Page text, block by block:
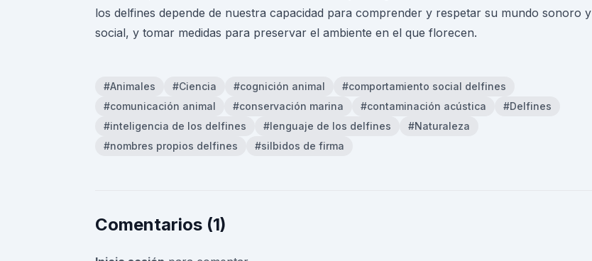
los delfines depende de nuestra capacidad para comprender y respetar su mundo sonoro y
social, y tomar medidas para preservar el ambiente en el que florecen.
#Animales #Ciencia #cognición animal
#comportamiento social delfines
#comunicación animal
#conservación marina #contaminación acústica
#Delfines
#inteligencia de los delfines
#lenguaje de los delfines
#Naturaleza
#nombres propios delfines
#silbidos de firma
Comentarios (1)